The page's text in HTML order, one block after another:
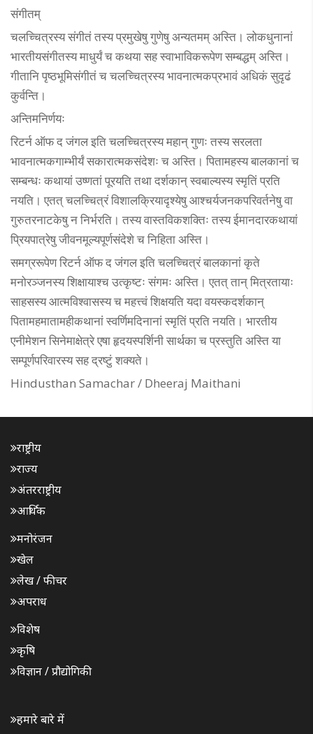
संगीतम्
चलच्चित्रस्य संगीतं तस्य प्रमुखेषु गुणेषु अन्यतमम् अस्ति। लोकधुनानां
भारतीयसंगीतस्य माधुर्यं च कथया सह स्वाभाविकरूपेण सम्बद्धम् अस्ति।
गीतानि पृष्ठभूमिसंगीतं च चलच्चित्रस्य भावनात्मकप्रभावं अधिकं सुदृढं
कुर्वन्ति।
अन्तिमनिर्णयः
रिटर्न ऑफ द जंगल इति चलच्चित्रस्य महान् गुणः तस्य सरलता
भावनात्मकगाम्भीर्यं सकारात्मकसंदेशः च अस्ति। पितामहस्य बालकानां च
सम्बन्धः कथायां उष्णतां पूरयति तथा दर्शकान् स्वबाल्यस्य स्मृतिं प्रति
नयति। एतत् चलच्चित्रं विशालक्रियादृश्येषु आश्चर्यजनकपरिवर्तनेषु वा
गुरुतरनाटकेषु न निर्भरति। तस्य वास्तविकशक्तिः तस्य ईमानदारकथायां
प्रियपात्रेषु जीवनमूल्यपूर्णसंदेशे च निहिता अस्ति।
समग्ररूपेण रिटर्न ऑफ द जंगल इति चलच्चित्रं बालकानां कृते
मनोरञ्जनस्य शिक्षायाश्च उत्कृष्टः संगमः अस्ति। एतत् तान् मित्रतायाः
साहसस्य आत्मविश्वासस्य च महत्त्वं शिक्षयति यदा वयस्कदर्शकान्
पितामहमातामहीकथानां स्वर्णिमदिनानां स्मृतिं प्रति नयति। भारतीय
एनीमेशन सिनेमाक्षेत्रे एषा हृदयस्पर्शिनी सार्थका च प्रस्तुति अस्ति या
सम्पूर्णपरिवारस्य सह द्रष्टुं शक्यते।
Hindusthan Samachar / Dheeraj Maithani
राष्ट्रीय
राज्य
अंतरराष्ट्रीय
आर्थिक
मनोरंजन
खेल
लेख / फीचर
अपराध
विशेष
कृषि
विज्ञान / प्रौद्योगिकी
हमारे बारे में